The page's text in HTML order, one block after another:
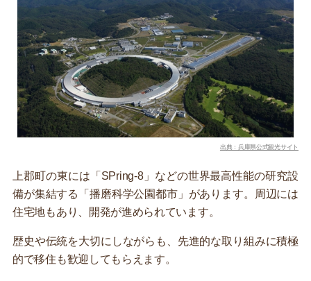
出典：兵庫県公式観光サイト
上郡町の東には「SPring-8」などの世界最高性能の研究設
備が集結する「播磨科学公園都市」があります。周辺には
住宅地もあり、開発が進められています。
歴史や伝統を大切にしながらも、先進的な取り組みに積極
的で移住も歓迎してもらえます。